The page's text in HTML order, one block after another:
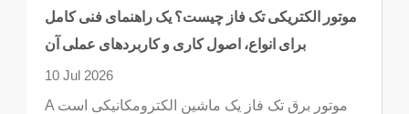
موتور الکتریکی تک فاز چیست؟ یک راهنمای فنی کامل
برای انواع، اصول کاری و کاربردهای عملی آن
10 Jul 2026
A موتور برق تک فاز یک ماشین الکترومکانیکی است